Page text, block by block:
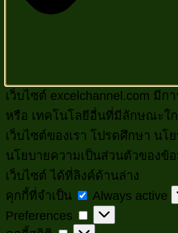
เว็บไซต์ excelchannel.com มีก
หรือ เทคโนโลยีอื่นที่มีลักษณะใ
เว็บไซต์ของเรา โปรดศึกษา นโ
นโยบายความเป็นส่วนตัวของข้
เว็บไซต์ ได้ที่ลิงค์ด้านล่าง
คุกกี้ที่จำเป็น
คุกกี้
ที่
Always active
Preferences
Preferences